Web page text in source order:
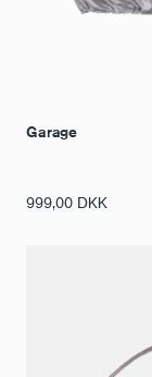
Garage
999,00 DKK